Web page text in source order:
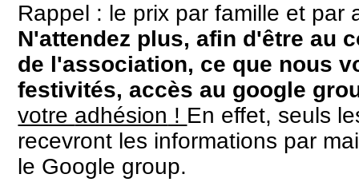
Rappel : le prix par famille et par
N'attendez plus, afin d'être au
de l'association, ce que nous
festivités, accès au google
votre adhésion ! En effet, seuls
recevront les informations par
le Google group.